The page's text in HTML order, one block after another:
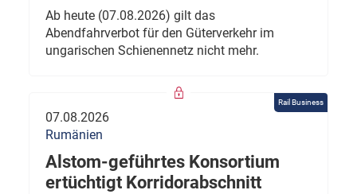
Ab heute (07.08.2026) gilt das
Abendfahrverbot für den Güterverkehr im
ungarischen Schienennetz nicht mehr.
Rail Business
07.08.2026
Rumänien
Alstom-geführtes Konsortium
ertüchtigt Korridorabschnitt